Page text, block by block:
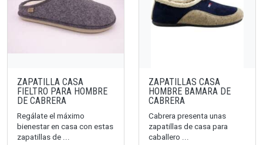
ZAPATILLA CASA
FIELTRO PARA HOMBRE
DE CABRERA
Regálate el máximo
bienestar en casa con estas
zapatillas de ...
ZAPATILLAS CASA
HOMBRE BAMARA DE
CABRERA
Cabrera presenta unas
zapatillas de casa para
caballero ...